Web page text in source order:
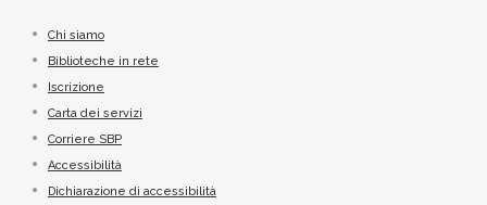
Chi siamo
Biblioteche in rete
Iscrizione
Carta dei servizi
Corriere SBP
Accessibilità
Dichiarazione di accessibilità